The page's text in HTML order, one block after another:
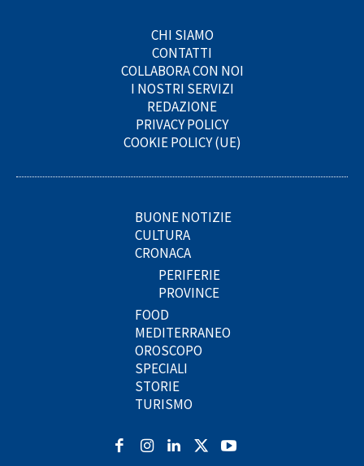
CHI SIAMO
CONTATTI
COLLABORA CON NOI
I NOSTRI SERVIZI
REDAZIONE
PRIVACY POLICY
COOKIE POLICY (UE)
BUONE NOTIZIE
CULTURA
CRONACA
PERIFERIE
PROVINCE
FOOD
MEDITERRANEO
OROSCOPO
SPECIALI
STORIE
TURISMO